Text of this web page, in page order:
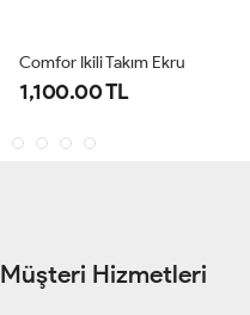
Comfor Ikili Takım Ekru
1,100.00 TL
Müşteri Hizmetleri